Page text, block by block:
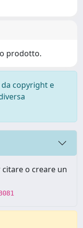
prodotto.
copyright e
o creare un